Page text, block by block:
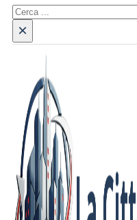
Cerca
×